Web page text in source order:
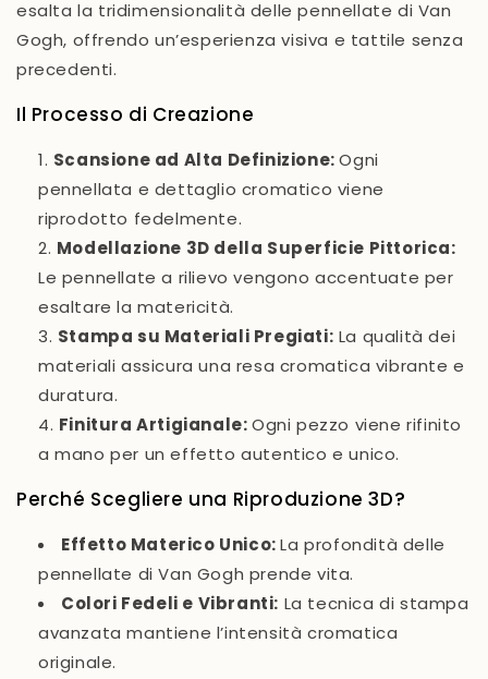
esalta la tridimensionalità delle pennellate di Van
Gogh, offrendo un’esperienza visiva e tattile senza
precedenti.
Il Processo di Creazione
Scansione ad Alta Definizione: Ogni
pennellata e dettaglio cromatico viene
riprodotto fedelmente.
Modellazione 3D della Superficie Pittorica:
Le pennellate a rilievo vengono accentuate per
esaltare la matericità.
Stampa su Materiali Pregiati: La qualità dei
materiali assicura una resa cromatica vibrante e
duratura.
Finitura Artigianale:Ogni pezzo viene rifinito
a mano per un effetto autentico e unico.
Perché Scegliere una Riproduzione 3D?
Effetto Materico Unico: La profondità delle
pennellate di Van Gogh prende vita.
Colori Fedeli e Vibranti: La tecnica di stampa
avanzata mantiene l’intensità cromatica
originale.